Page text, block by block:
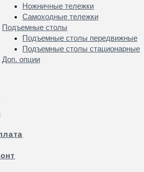
Ножничные тележки
Самоходные тележки
Подъемные столы
Подъемные столы передвижные
Подъемные столы стационарные
Доп. опции